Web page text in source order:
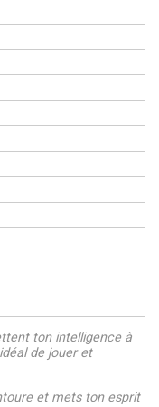
ton intelligence à
de jouer et
et mets ton esprit